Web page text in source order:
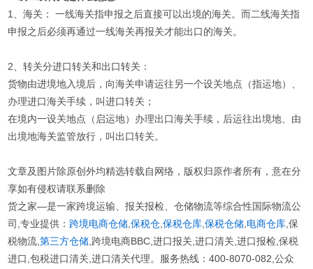
1、海关： 一线海关指申报之后直接可以出境的海关。而二线海关指
申报之后必须再通过一线海关再报关才能出口的海关。
2、转关分进口转关和出口转关：
货物由进境地入境后，向海关申请运往另一个设关地点（指运地）、
办理进口海关手续，叫进口转关；
在境内一设关地点（启运地）办理出口海关手续，后运往出境地、由
出境地海关监管放行，叫出口转关。
文章及图片除原创外均精选转载自网络，版权归原作者所有，意在分
享如有侵权请联系删除
货之家—是一家跨境运输、报关报检、仓储物流等综合性国际物流公
司,专业提供：跨境电商仓储 ,保税仓 ,保税仓库 ,保税仓储 电商仓库 ,保
税物流,第三方仓储 ,跨境电商BBC,进口报关,进口清关,进口报检,保税
进口,包税进口清关,进口清关代理。服务热线：400-8070-082,公众